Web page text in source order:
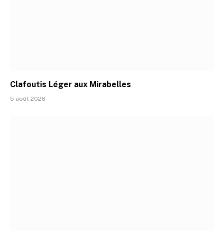
Clafoutis Léger aux Mirabelles
5 août 2026